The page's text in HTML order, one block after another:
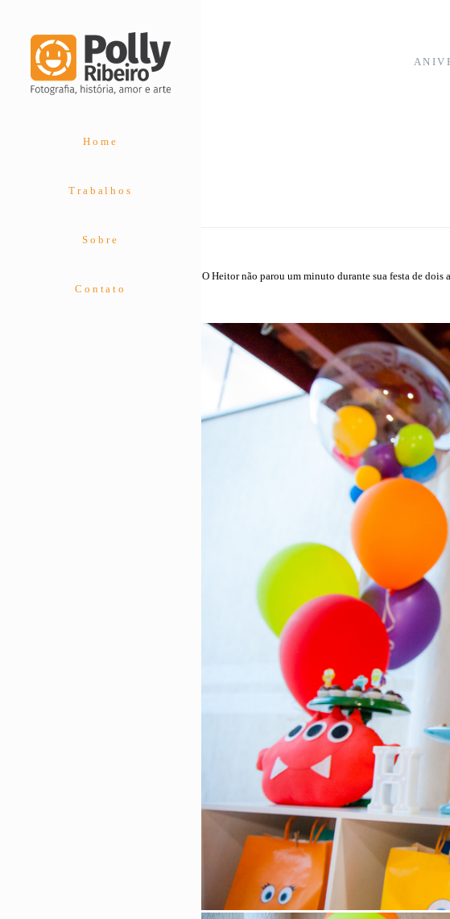
Home
Trabalhos
Sobre
Contato
O Heitor não parou um minuto durante sua festa de dois